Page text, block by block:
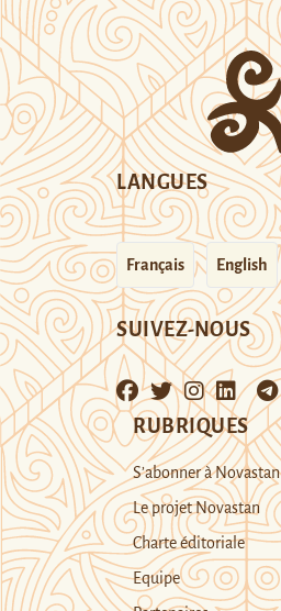
LANGUES
Français English
SUIVEZ-NOUS
RUBRIQUES
S’abonner à Novastan
Le projet Novastan
Charte éditoriale
Equipe